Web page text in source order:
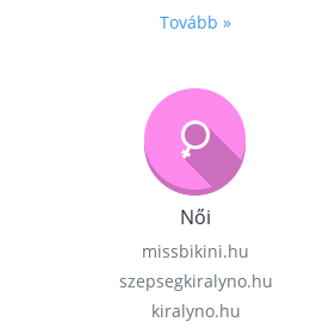
Tovább »
Női
missbikini.hu
szepsegkiralyno.hu
kiralyno.hu